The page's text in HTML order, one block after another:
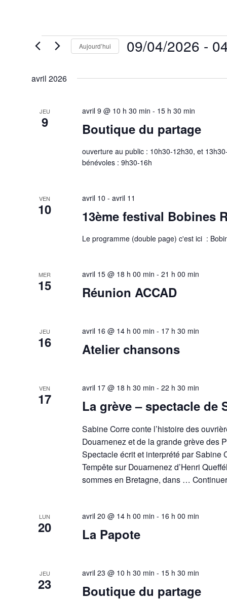
Évènements Aujourd’hui 09/04/2026 -
date.
avril 2026
JEU
9 Boutique du partage
avril 9 @ 10 h 30 min - 15 h 30 min
ouverture au public : 10h30-12h30, et
bénévoles : 9h30-16h
VEN
10 13ème festival Bobines
avril 10 -avril 11
Le programme (double page) c'est ici :
MER
15 Réunion ACCAD
avril 15 @ 18 h 00 min -21 h 00 min
JEU
16 Atelier chansons
avril 16 @ 14 h 00 min - 17 h 30 min
VEN
17 La grève – spectacle de
avril 17 @ 18 h 30 min -22 h 30 min
Sabine Corre conte l’histoire des
Douarnenez et de la grande grève des
Spectacle écrit et interprété par Sabine
Tempête sur Douarnenez d’Henri
sommes en Bretagne, dans …
LUN
20 La Papote
avril 20 @ 14 h 00 min - 16 h 00 min
JEU
23 Boutique du partage
avril 23 @ 10 h 30 min - 15 h 30 min